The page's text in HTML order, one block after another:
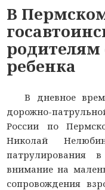
В
родителям
ребенка
В дневное
дорожно-
России по
Николай
патрулирования
внимание на
сопровождения